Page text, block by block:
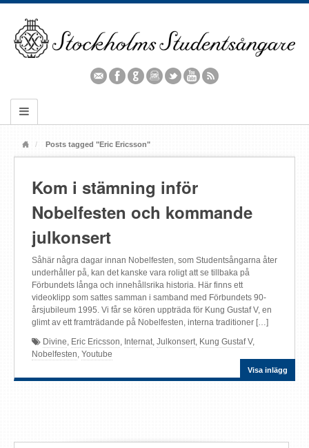
Posts tagged "Eric Ericsson"
Kom i stämning inför
Nobelfesten och kommande
julkonsert
Såhär några dagar innan Nobelfesten, som Studentsångarna åter
underhåller på, kan det kanske vara roligt att se tillbaka på
Förbundets långa och innehållsrika historia. Här finns ett
videoklipp som sattes samman i samband med Förbundets 90-
årsjubileum 1995. Vi får se kören uppträda för Kung Gustaf V, en
glimt av ett framträdande på Nobelfesten, interna traditioner […]
Visa inlägg
Divine, Eric Ericsson, Internat, Julkonsert, Kung Gustaf V,
Nobelfesten, Youtube